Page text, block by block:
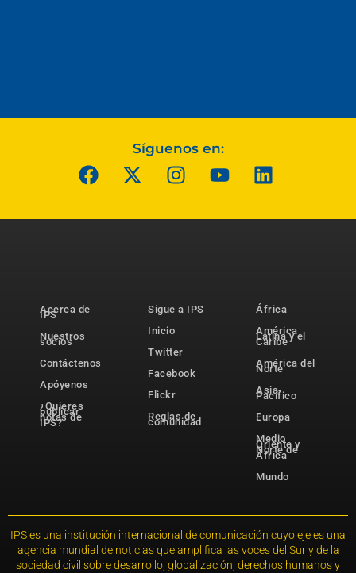
Síguenos en:
Acerca de
IPS
Nuestros
socios
Contáctenos
Apóyenos
¿Quieres
publicar
notas de
IPS?
Sigue a IPS
Inicio
Twitter
Facebook
Flickr
Reglas de
comunidad
África
América
Latina y el
Caribe
América del
Norte
Asia-
Pacífico
Europa
Medio
Oriente y
Norte de
África
Mundo
IPS es una institución internacional de comunicación cuyo eje es una
agencia mundial de noticias que amplifica las voces del Sur y de la
sociedad civil sobre desarrollo, globalización, derechos humanos y